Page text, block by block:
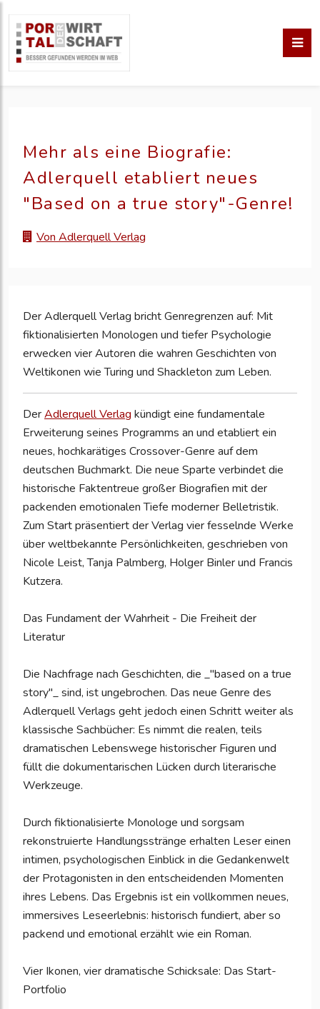
Mehr als eine Biografie:
Adlerquell etabliert neues
"Based on a true story"-Genre!
Von Adlerquell Verlag
Der Adlerquell Verlag bricht Genregrenzen auf: Mit
fiktionalisierten Monologen und tiefer Psychologie
erwecken vier Autoren die wahren Geschichten von
Weltikonen wie Turing und Shackleton zum Leben.
DerAdlerquell Verlag kündigt eine fundamentale
Erweiterung seines Programms an und etabliert ein
neues, hochkarätiges Crossover-Genre auf dem
deutschen Buchmarkt. Die neue Sparte verbindet die
historische Faktentreue großer Biografien mit der
packenden emotionalen Tiefe moderner Belletristik.
Zum Start präsentiert der Verlag vier fesselnde Werke
über weltbekannte Persönlichkeiten, geschrieben von
Nicole Leist, Tanja Palmberg, Holger Binler und Francis
Kutzera.
Das Fundament der Wahrheit - Die Freiheit der
Literatur
Die Nachfrage nach Geschichten, die _"based on a true
story"_ sind, ist ungebrochen. Das neue Genre des
Adlerquell Verlags geht jedoch einen Schritt weiter als
klassische Sachbücher: Es nimmt die realen, teils
dramatischen Lebenswege historischer Figuren und
füllt die dokumentarischen Lücken durch literarische
Werkzeuge.
Durch fiktionalisierte Monologe und sorgsam
rekonstruierte Handlungsstränge erhalten Leser einen
intimen, psychologischen Einblick in die Gedankenwelt
der Protagonisten in den entscheidenden Momenten
ihres Lebens. Das Ergebnis ist ein vollkommen neues,
immersives Leseerlebnis: historisch fundiert, aber so
packend und emotional erzählt wie ein Roman.
Vier Ikonen, vier dramatische Schicksale: Das Start-
Portfolio